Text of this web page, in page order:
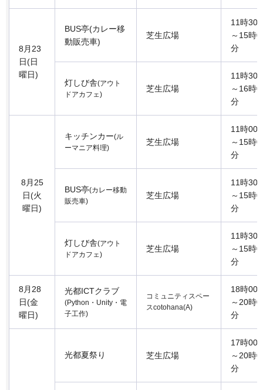
8月23
日(日
曜日)
BUS亭(カレー移
動販売車)
芝生広場
11時30
～15時
分
灯しび舎(アウト
ドアカフェ)
芝生広場
11時30
～16時
分
8月25
日(火
曜日)
キッチンカー(ル
ーマニア料理)
芝生広場
11時00
～15時
分
BUS亭(カレー移動
販売車)
芝生広場
11時30
～15時
分
灯しび舎(アウト
ドアカフェ)
芝生広場
11時30
～15時
分
8月28
日(金
曜日)
光都ICTクラブ
(Python・Unity・電
子工作)
コミュニティスペー
スcotohana(A)
18時00
～20時
分
光都夏祭り 芝生広場
17時00
～20時
分